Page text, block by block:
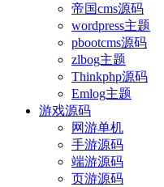
帝国cms源码
wordpress主题
pbootcms源码
zlbog主题
Thinkphp源码
Emlog主题
游戏源码
网游单机
手游源码
端游源码
页游源码